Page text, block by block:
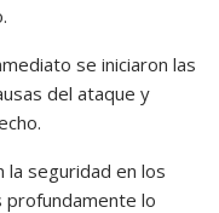
se iniciaron las
del ataque y
la seguridad en los
profundamente lo